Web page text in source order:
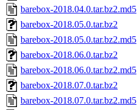
barebox-2018.04.0.tar.bz2.md5
barebox-2018.05.0.tar.bz2
barebox-2018.05.0.tar.bz2.md5
barebox-2018.06.0.tar.bz2
barebox-2018.06.0.tar.bz2.md5
barebox-2018.07.0.tar.bz2
barebox-2018.07.0.tar.bz2.md5